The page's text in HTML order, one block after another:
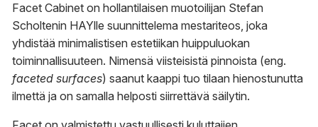
Facet Cabinet on hollantilaisen muotoilijan Stefan
Scholtenin HAYlle suunnittelema mestariteos, joka
yhdistää minimalistisen estetiikan huippuluokan
toiminnallisuuteen. Nimensä viisteisistä pinnoista (eng.
faceted surfaces) saanut kaappi tuo tilaan hienostunutta
ilmettä ja on samalla helposti siirrettävä säilytin.